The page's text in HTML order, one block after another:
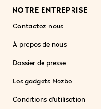
NOTRE ENTREPRISE
Contactez-nous
À propos de nous
Dossier de presse
Les gadgets Nozbe
Conditions d'utilisation